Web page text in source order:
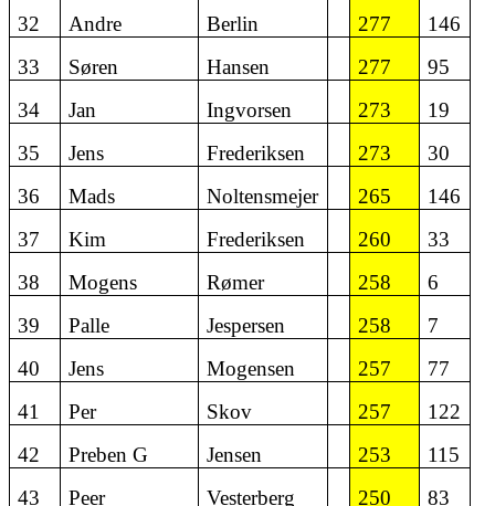
32 Andre Berlin 277
146
33
Søren Hansen 277
95
34
Jan Ingvorsen 273
19
35
Jens Frederiksen 273
30
36
Mads Noltensmejer 265
146
37
Kim Frederiksen 260
33
38
Mogens Rømer 258
6
39
Palle Jespersen 258
7
40
Jens Mogensen 257
77
41
Per Skov 257
122
42
Preben G Jensen 253
115
43
Peer Vesterberg 250
83